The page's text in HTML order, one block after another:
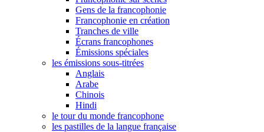
Gens de la francophonie
Francophonie en création
Tranches de ville
Écrans francophones
Émissions spéciales
les émissions sous-titrées
Anglais
Arabe
Chinois
Hindi
le tour du monde francophone
les pastilles de la langue française